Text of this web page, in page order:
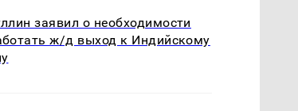
заявил о необходимости
ж/д выход к Индийскому